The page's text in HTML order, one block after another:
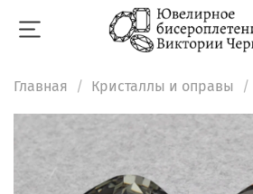
Главная Кристаллы и оправы